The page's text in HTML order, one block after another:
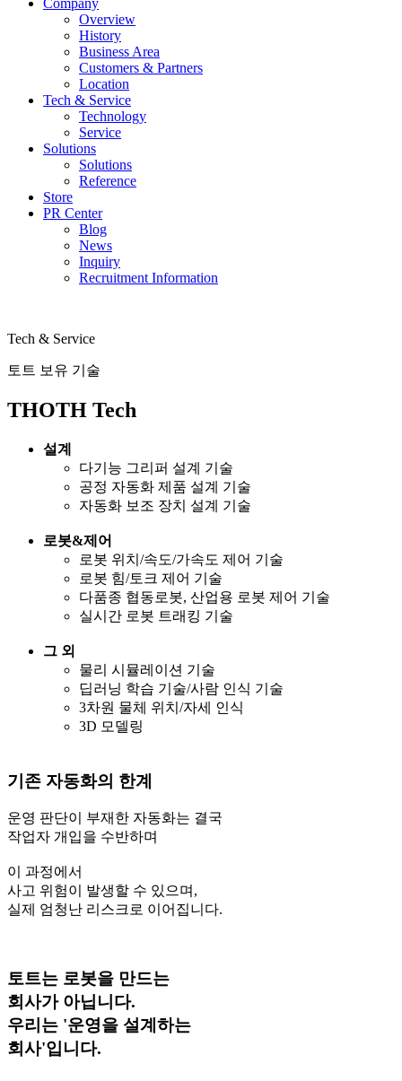
Company
Overview
History
Business Area
Customers & Partners
Location
Tech & Service
Technology
Service
Solutions
Solutions
Reference
Store
PR Center
Blog
News
Inquiry
Recruitment Information
Tech & Service
토트 보유 기술
THOTH Tech
설계
다기능 그리퍼 설계 기술
공정 자동화 제품 설계 기술
자동화 보조 장치 설계 기술
로봇&제어
로봇 위치/속도/가속도 제어 기술
로봇 힘/토크 제어 기술
다품종 협동로봇, 산업용 로봇 제어 기술
실시간 로봇 트래킹 기술
그 외
물리 시뮬레이션 기술
딥러닝 학습 기술/사람 인식 기술
3차원 물체 위치/자세 인식
3D 모델링
기존 자동화의 한계
운영 판단이 부재한 자동화는 결국
작업자 개입을 수반하며
이 과정에서
사고 위험이 발생할 수 있으며,
실제 엄청난 리스크로 이어집니다.
토트는 로봇을 만드는
회사가 아닙니다.
우리는 '운영을 설계하는
회사'입니다.